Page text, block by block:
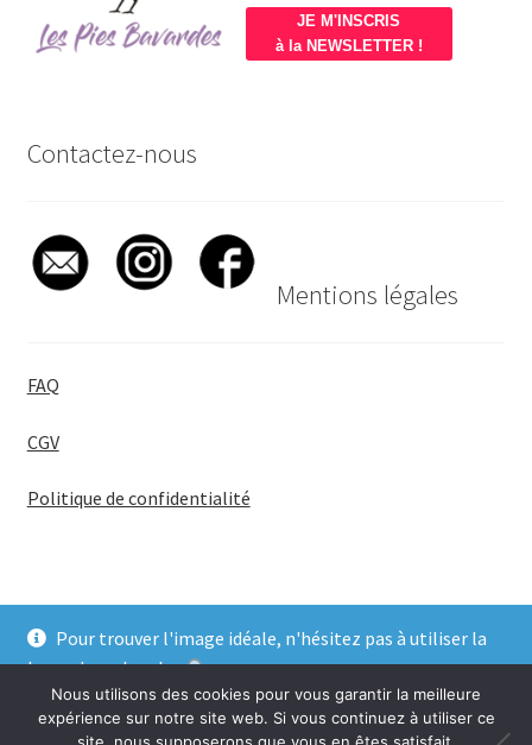
Pour trouver l'image idéale, n'hésitez pas à utiliser la
barre de recherche
Ignorer
JE M'INSCRIS
à la NEWSLETTER !
Contactez-nous
Mentions légales
FAQ
CGV
Politique de confidentialité
© BadgeGirl® 2026
Nous utilisons des cookies pour vous garantir la meilleure
expérience sur notre site web. Si vous continuez à utiliser ce